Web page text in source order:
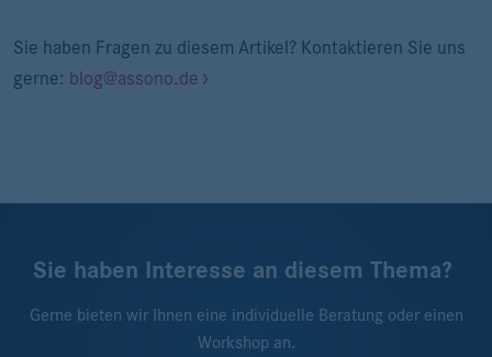
Sie haben Fragen zu diesem Artikel? Kontaktieren Sie uns
gerne: blog@assono.de
Sie haben Interesse an diesem Thema?
Gerne bieten wir Ihnen eine individuelle Beratung oder einen
Workshop an.